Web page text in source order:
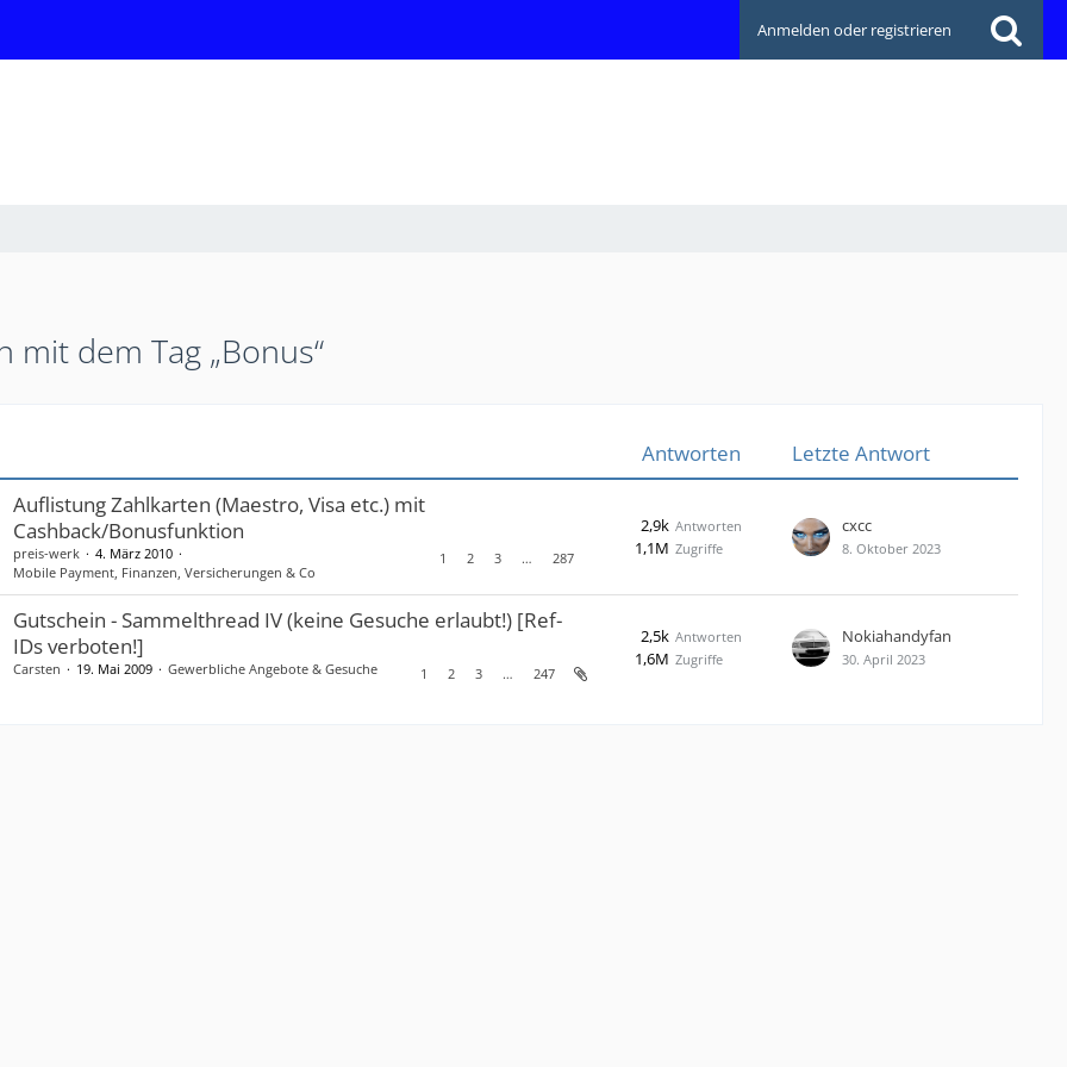
Anmelden oder registrieren
mit dem Tag „Bonus“
Antworten
Letzte Antwort
Auflistung Zahlkarten (Maestro, Visa etc.) mit
Cashback/Bonusfunktion
1 2 3 … 287
preis-werk
4. März 2010
Mobile Payment, Finanzen, Versicherungen & Co
Antworten
2,9k
Zugriffe
1,1M
cxcc
8. Oktober 2023
Gutschein - Sammelthread IV (keine Gesuche erlaubt!) [Ref-
IDs verboten!]
1 2 3 … 247
Carsten 19. Mai 2009 Gewerbliche Angebote & Gesuche
Antworten
2,5k
Zugriffe
1,6M
Nokiahandyfan
30. April 2023